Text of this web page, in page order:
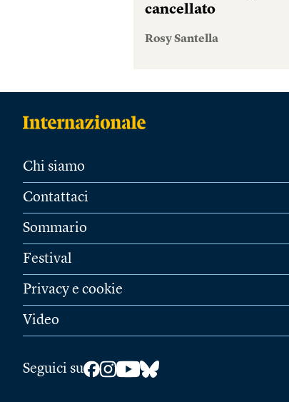
cancellato
Rosy Santella
Chi siamo
Contattaci
Sommario
Festival
Privacy e cookie
Video
Seguici su